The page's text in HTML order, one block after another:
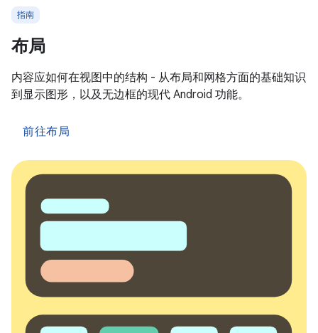
指南
布局
内容应如何在视图中的结构 - 从布局和网格方面的基础知识
到显示图形，以及无边框的现代 Android 功能。
前往布局